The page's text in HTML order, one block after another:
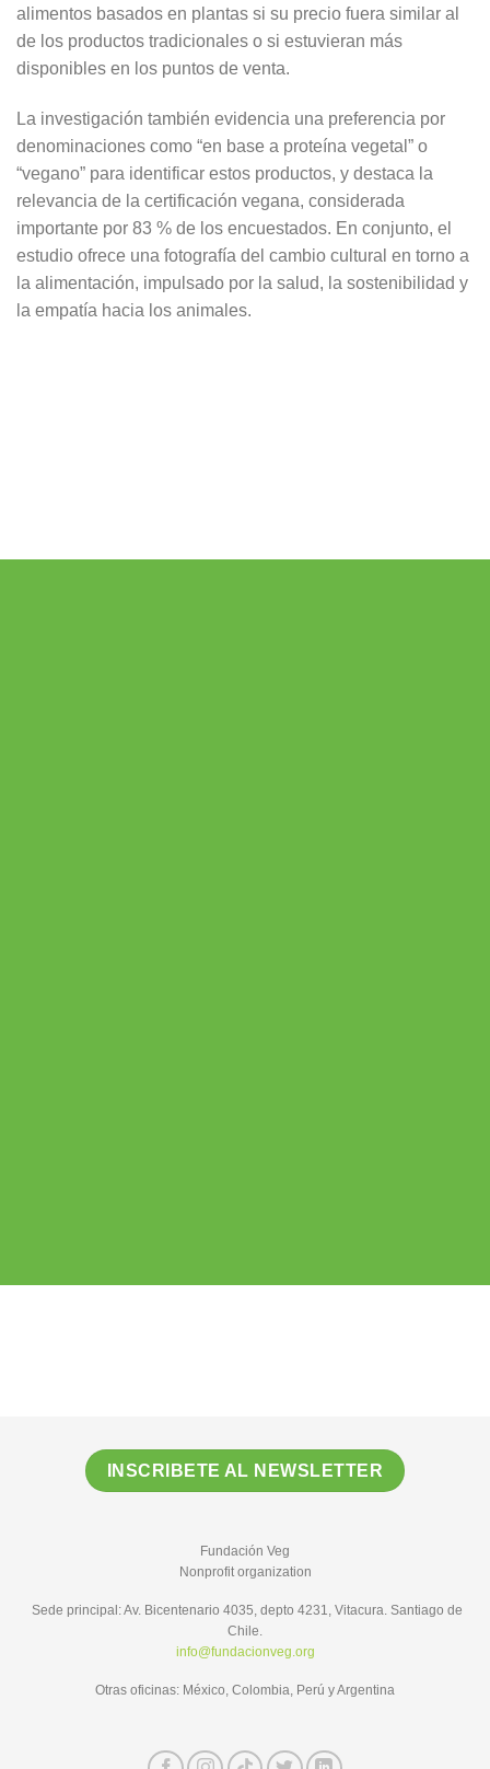
alimentos basados en plantas si su precio fuera similar al
de los productos tradicionales o si estuvieran más
disponibles en los puntos de venta.
La investigación también evidencia una preferencia por
denominaciones como “en base a proteína vegetal” o
“vegano” para identificar estos productos, y destaca la
relevancia de la certificación vegana, considerada
importante por 83 % de los encuestados. En conjunto, el
estudio ofrece una fotografía del cambio cultural en torno a
la alimentación, impulsado por la salud, la sostenibilidad y
la empatía hacia los animales.
INSCRIBETE AL NEWSLETTER
Fundación Veg
Nonprofit organization
Sede principal: Av. Bicentenario 4035, depto 4231, Vitacura. Santiago de
Chile.
info@fundacionveg.org
Otras oficinas: México, Colombia, Perú y Argentina